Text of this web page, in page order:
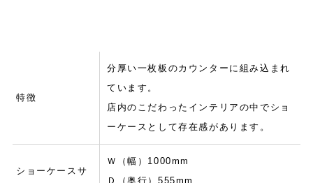
特徴
分厚い一枚板のカウンターに組み込まれ
ています。
店内のこだわったインテリアの中でショ
ーケースとして存在感があります。
ショーケースサ
Ｗ（幅）1000mm
Ｄ（奥行）555mm